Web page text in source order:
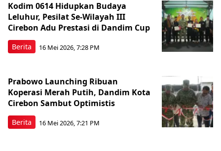
Berita
Kodim 0614 Hidupkan Budaya
Leluhur, Pesilat Se-Wilayah III
Cirebon Adu Prestasi di Dandim Cup
16 Mei 2026, 7:28 PM
Berita
Prabowo Launching Ribuan
Koperasi Merah Putih, Dandim Kota
Cirebon Sambut Optimistis
16 Mei 2026, 7:21 PM